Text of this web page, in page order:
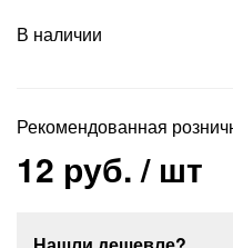
В наличии
Рекомендованная
12 руб./ шт